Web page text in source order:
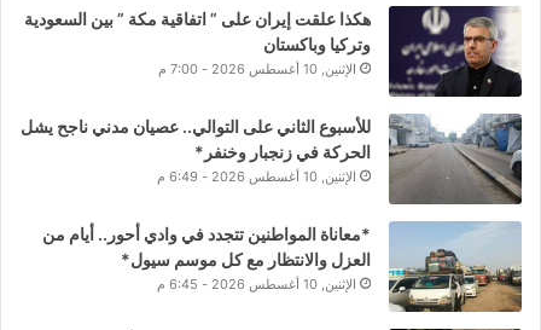
هكذا علقت إيران على ” اتفاقية مكة ” بين السعودية
وتركيا وباكستان
الإثنين, 10 أغسطس 2026 - 7:00 م
للأسبوع الثاني على التوالي.. عصيان مدني ناجح يشل
الحركة في زنجبار وخنفر*
الإثنين, 10 أغسطس 2026 - 6:49 م
*معاناة المواطنين تتجدد في وادي أحور.. أيام من
العزل والانتظار مع كل موسم سيول*
الإثنين, 10 أغسطس 2026 - 6:45 م